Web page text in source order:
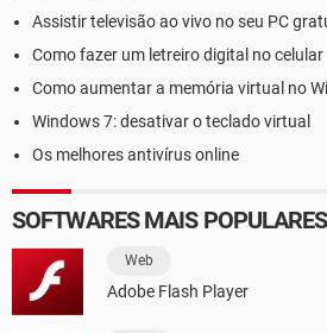
Assistir televisão ao vivo no seu PC
Como fazer um letreiro digital no celular
Como aumentar a memória virtual no
Windows 7: desativar o teclado virtual
Os melhores antivírus online
SOFTWARES MAIS POPULARES
Web
Adobe Flash Player